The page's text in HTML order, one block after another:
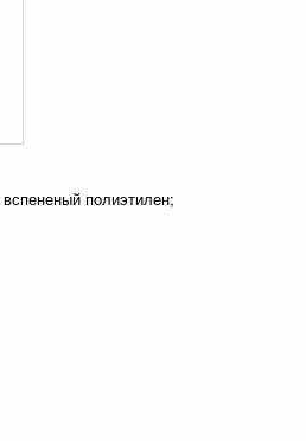
вспененый полиэтилен;